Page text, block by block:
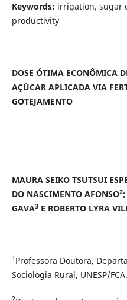
Keywords: irrigation, sugar
productivity
DOSE ÓTIMA ECONÔMICA
AÇÚCAR APLICADA VIA
GOTEJAMENTO
MAURA SEIKO TSUTSUI
DO NASCIMENTO AFONSO2;
GAVA3E ROBERTO LYRA
1 Professora Doutora,
Sociologia Rural, UNESP/FCA.